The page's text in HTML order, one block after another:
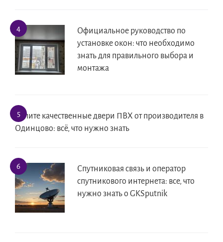
Официальное руководство по
установке окон: что необходимо
знать для правильного выбора и
монтажа
Купите качественные двери ПВХ от производителя в
Одинцово: всё, что нужно знать
Спутниковая связь и оператор
спутникового интернета: все, что
нужно знать о GKSputnik